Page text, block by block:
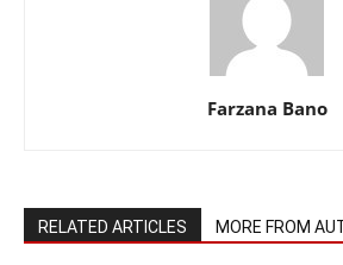
Farzana Bano
RELATED ARTICLES MORE FROM